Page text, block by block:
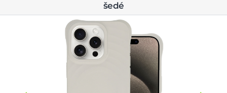
Protect Wave Magsafe pro iPhone 13-14 šedé
šedé